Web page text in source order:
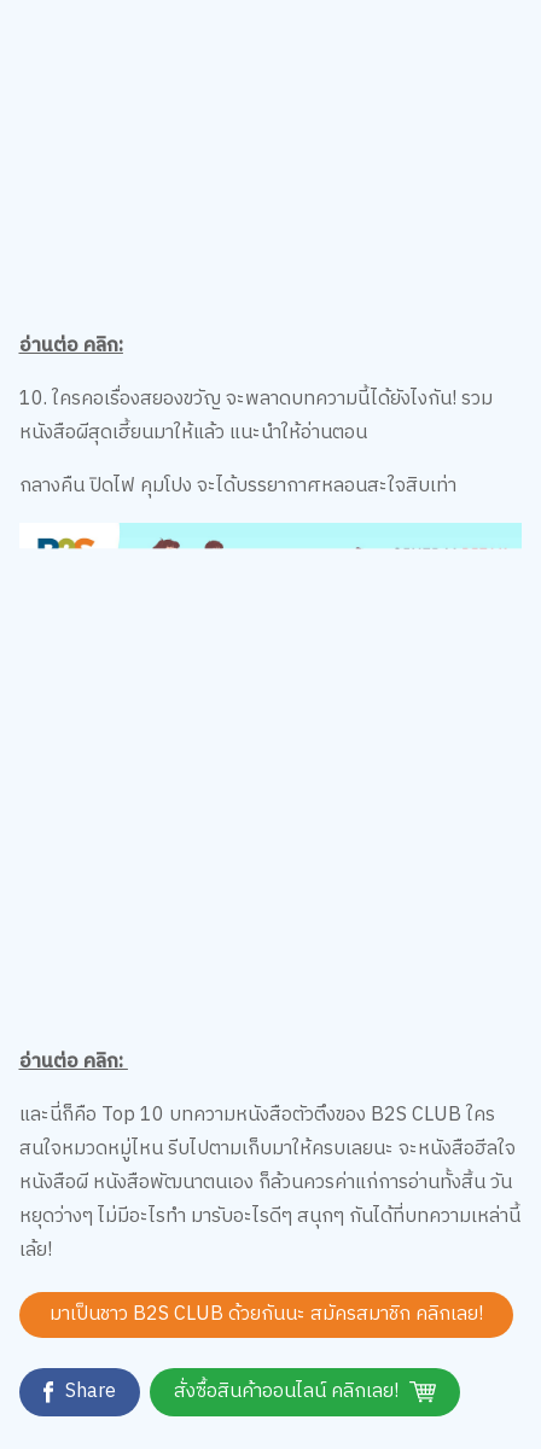
อ่านต่อ คลิก:
10. ใครคอเรื่องสยองขวัญ จะพลาดบทความนี้ได้ยังไงกัน! รวม
หนังสือผีสุดเฮี้ยนมาให้แล้ว แนะนำให้อ่านตอน
กลางคืน ปิดไฟ คุมโปง จะได้บรรยากาศหลอนสะใจสิบเท่า
อ่านต่อ คลิก:
และนี่ก็คือ Top 10 บทความหนังสือตัวตึงของ B2S CLUB ใคร
สนใจหมวดหมู่ไหน รีบไปตามเก็บมาให้ครบเลยนะ จะหนังสือฮีลใจ
หนังสือผี หนังสือพัฒนาตนเอง ก็ล้วนควรค่าแก่การอ่านทั้งสิ้น วัน
หยุดว่างๆ ไม่มีอะไรทำ มารับอะไรดีๆ สนุกๆ กันได้ที่บทความเหล่านี้
เล้ย!
มาเป็นชาว B2S CLUB ด้วยกันนะ สมัครสมาชิก คลิกเลย!
Share สั่งซื้อสินค้าออนไลน์ คลิกเลย!